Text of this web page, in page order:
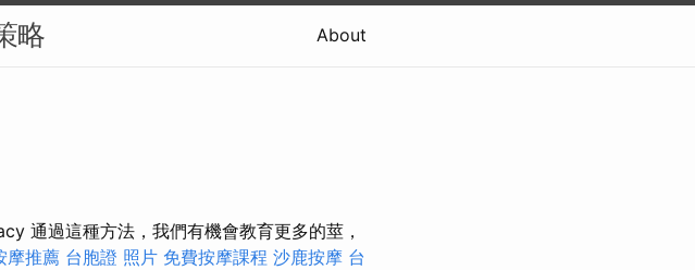
略 About
通過這種方法，我們有機會教育更多的莖，
摩推薦 台胞證 照片 免費按摩課程 沙鹿按摩 台